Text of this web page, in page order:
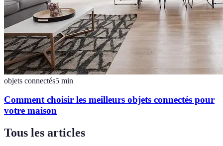
objets connectés5 min
Comment choisir les meilleurs objets connectés pour
votre maison
Tous les articles